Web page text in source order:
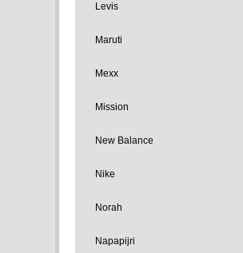
Levis
Maruti
Mexx
Mission
New Balance
Nike
Norah
Napapijri